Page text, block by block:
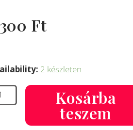
Ft
2 készleten
Kosárba
teszem